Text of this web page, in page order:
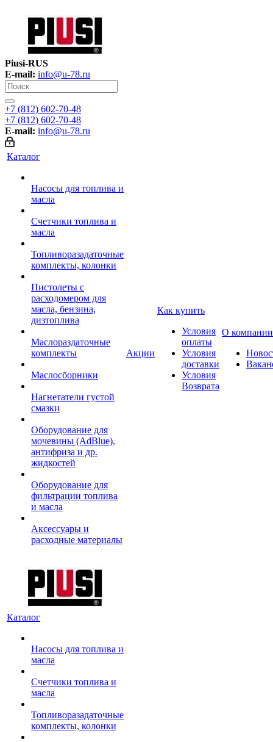
Piusi-RUS
E-mail: info@u-78.ru
+7 (812) 602-70-48
+7 (812) 602-70-48
E-mail: info@u-78.ru
Каталог
Насосы для топлива и
масла
Счетчики топлива и
масла
Топливоразадаточные
комплекты, колонки
Пистолеты с
расходомером для
масла, бензина,
дизтоплива
Маслораздаточные
комплекты
Маслосборники
Нагнетатели густой
смазки
Оборудование для
мочевины (AdBlue),
антифриза и др.
жидкостей
Оборудование для
фильтрации топлива
и масла
Аксессуары и
расходные материалы
Акции
Как купить
Условия
оплаты
Условия
доставки
Условия
Возврата
О компании
Каталог
Насосы для топлива и
масла
Счетчики топлива и
масла
Топливоразадаточные
комплекты, колонки